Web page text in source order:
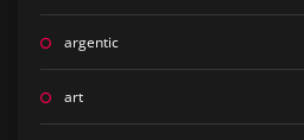
argentic
art